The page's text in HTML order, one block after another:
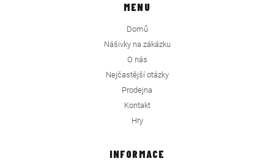
MENU
Domů
Nášivky na zákázku
O nás
Nejčastější otázky
Prodejna
Kontakt
Hry
INFORMACE